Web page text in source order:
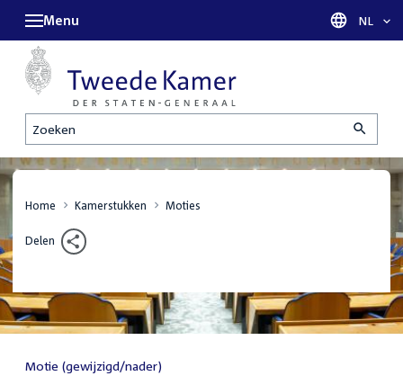
Zoeken
Menu Taal
NL
Home Kamerstukken Moties
Delen
Motie (gewijzigd/nader)